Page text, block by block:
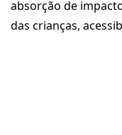
absorção de
das crianças,